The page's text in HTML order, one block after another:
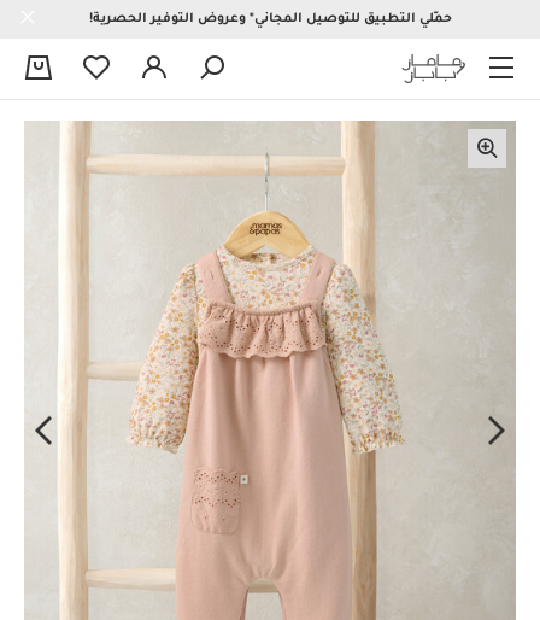
حمّلي التطبيق للتوصيل المجاني* وعروض التوفير الحصرية!